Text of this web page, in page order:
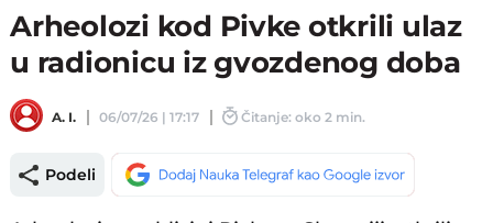
Arheolozi kod Pivke otkrili ulaz
u radionicu iz gvozdenog doba
A. I. 06/07/26 | 17:17 Čitanje: oko 2 min.
Podeli